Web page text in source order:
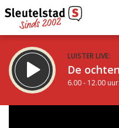
LUISTER LIVE:
De
6.00 - 12.00 uur